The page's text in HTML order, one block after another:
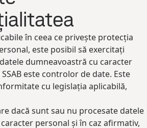
în ceea ce privește protecția
este posibil să exercitați
dumneavoastră cu caracter
este controlor de date. Este
cu legislația aplicabilă,
dacă sunt sau nu procesate datele
personal și în caz afirmativ,